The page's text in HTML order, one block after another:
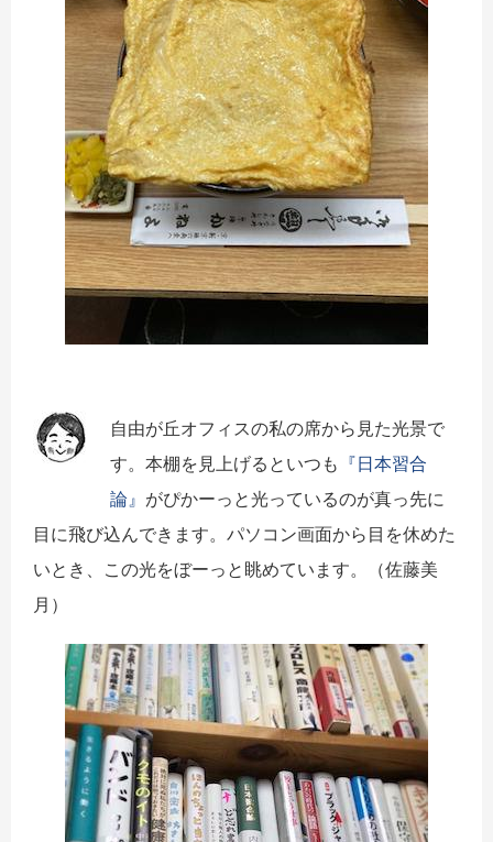
自由が丘オフィスの私の席から見た光景で
す。本棚を見上げるといつも 『日本習合
論』 がぴかーっと光っているのが真っ先に
目に飛び込んできます。パソコン画面から目を休めた
いとき、この光をぼーっと眺めています。（佐藤美
月）